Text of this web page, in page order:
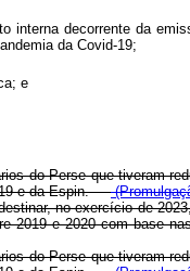
interna decorrente da
da Covid-19;
e
do Perse que tiveram
19 e da Espin.
no exercício de
2019 e 2020 com base
do Perse que tiveram